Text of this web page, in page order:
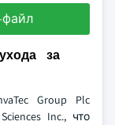
файл
за
Group Plc
Inc., что